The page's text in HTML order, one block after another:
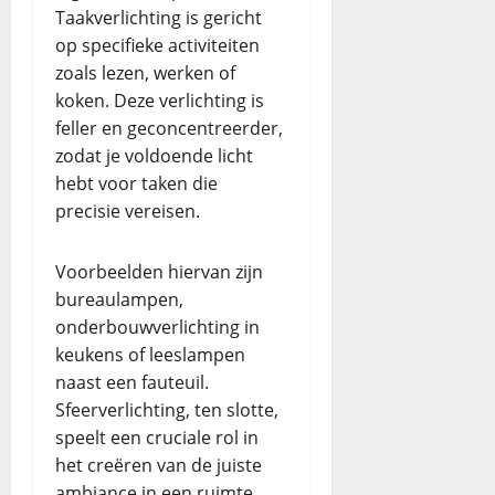
Taakverlichting is gericht
op specifieke activiteiten
zoals lezen, werken of
koken. Deze verlichting is
feller en geconcentreerder,
zodat je voldoende licht
hebt voor taken die
precisie vereisen.
Voorbeelden hiervan zijn
bureaulampen,
onderbouwverlichting in
keukens of leeslampen
naast een fauteuil.
Sfeerverlichting, ten slotte,
speelt een cruciale rol in
het creëren van de juiste